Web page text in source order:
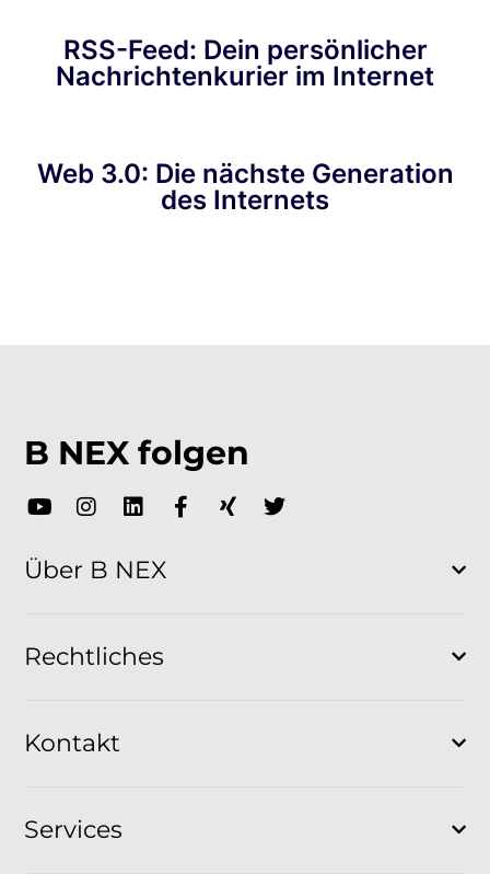
RSS-Feed: Dein persönlicher
Nachrichtenkurier im Internet
Web 3.0: Die nächste Generation
des Internets
B NEX folgen
Über B NEX
Rechtliches
Kontakt
Services